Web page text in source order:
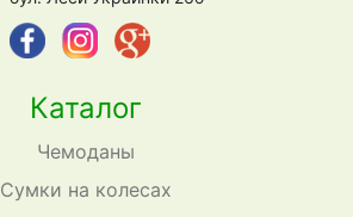
Каталог
Чемоданы
Сумки на колесах